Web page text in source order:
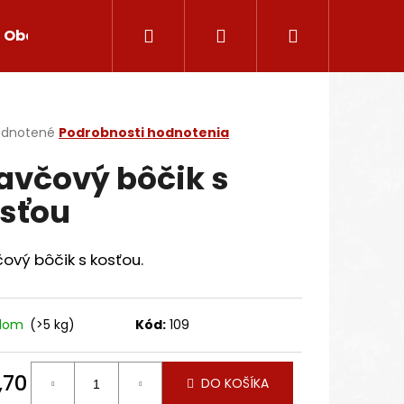
Obchodné podmienky Reklamačný poriadok
Hľadať Prihlásenie
Podrobnosti hodnotenia
bôčik s
bôčik s kosťou.
(>5 kg) Kód: 109
DO KOŠÍKA